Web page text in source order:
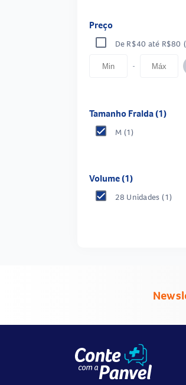
Preço
De R$40 até R$80
-
Tamanho Fralda (1)
M (1)
Volume (1)
28 Unidades (1)